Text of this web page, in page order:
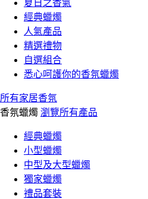
夏日之香氣
經典蠟燭
人氣產品
精選禮物
自選組合
悉心呵護你的香氛蠟燭
所有家居香氛
香氛蠟燭 瀏覽所有產品
經典蠟燭
小型蠟燭
中型及大型蠟燭
獨家蠟燭
禮品套裝